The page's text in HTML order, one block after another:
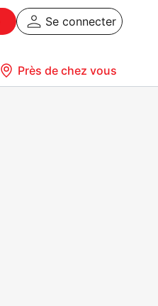
Se connecter
Près de chez vous